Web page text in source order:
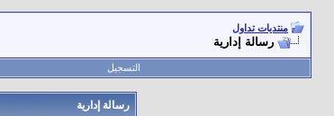
منتديات تداول
رسالة إدارية
التسجيل
رسالة إدارية